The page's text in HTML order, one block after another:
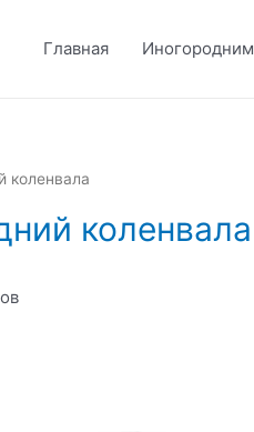
Главная Иногородним
коленвала
коленвала